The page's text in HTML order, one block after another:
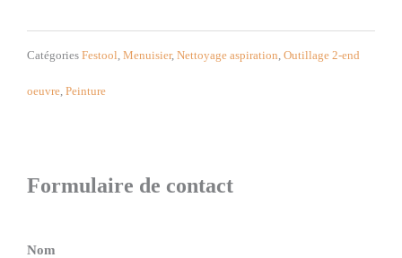
Formulaire de contact
Nom
Catégories Festool Menuisier, Nettoyage aspiration Outillage 2-end
oeuvre Peinture